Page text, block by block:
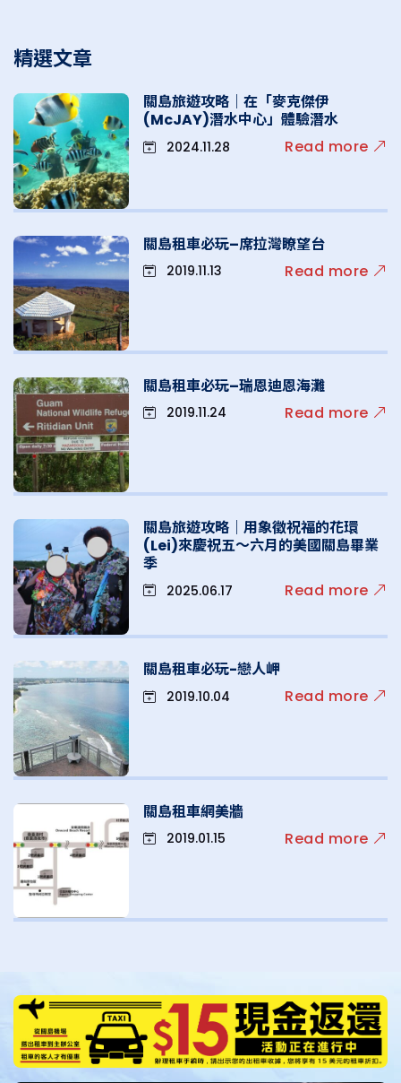
精選文章
關島旅遊攻略｜在「麥克傑伊
(McJAY)潛水中心」體驗潛水
2024.11.28 Read more
關島租車必玩–席拉灣瞭望台
2019.11.13 Read more
關島租車必玩–瑞恩迪恩海灘
2019.11.24 Read more
關島旅遊攻略｜用象徵祝福的花環
(Lei)來慶祝五～六月的美國關島畢業
季
2025.06.17 Read more
關島租車必玩-戀人岬
2019.10.04 Read more
關島租車網美牆
2019.01.15 Read more